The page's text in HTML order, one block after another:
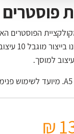
2022 הדפס 4
למוסך.
₪